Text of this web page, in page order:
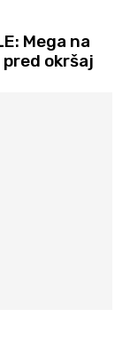
Mega na
okršaj